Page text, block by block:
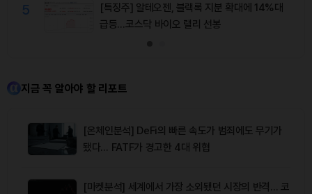
5
[특징주] 알테오젠, 블랙록 지분 확대에 14%대
급등…코스닥 바이오 랠리 선봉
지금 꼭 알아야 할 리포트
[온체인분석] DeFi의 빠른 속도가 범죄에도 무기가
됐다… FATF가 경고한 4대 위협
[마켓분석] 세계에서 가장 소외됐던 시장의 반격… 코